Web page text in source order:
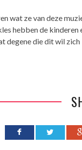
wat ze van deze
hebben de kinderen
degene die dit wil